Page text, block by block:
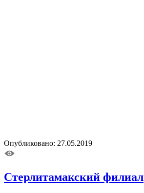
Опубликовано: 27.05.2019
Стерлитамакский филиал